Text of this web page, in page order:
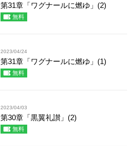
第31章「ワグナールに燃ゆ」(2)
無料
2023/04/24
第31章「ワグナールに燃ゆ」(1)
無料
2023/04/03
第30章「黒翼礼讃」(2)
無料